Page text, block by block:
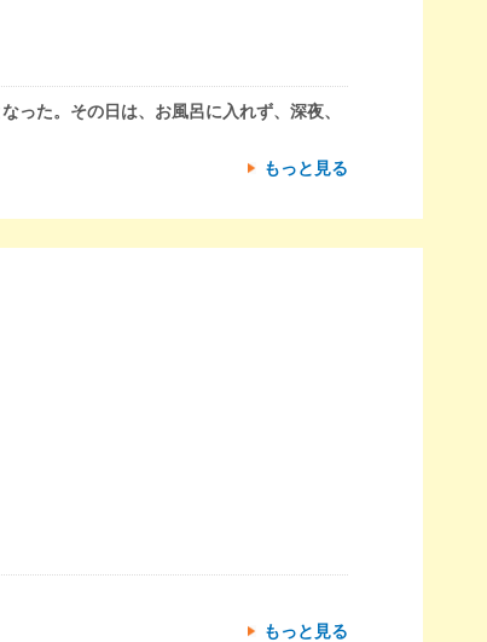
った。その日は、お風呂に入れず、深夜、
もっと見る
もっと見る